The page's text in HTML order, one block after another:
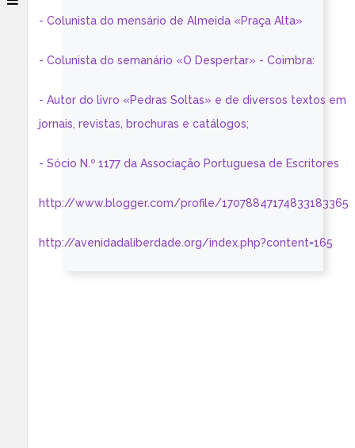
- Colunista do mensário de Almeida «Praça Alta»
- Colunista do semanário «O Despertar» - Coimbra:
- Autor do livro «Pedras Soltas» e de diversos textos em
jornais, revistas, brochuras e catálogos;
- Sócio N.º 1177 da Associação Portuguesa de Escritores
http://www.blogger.com/profile/17078847174833183365
http://avenidadaliberdade.org/index.php?content=165